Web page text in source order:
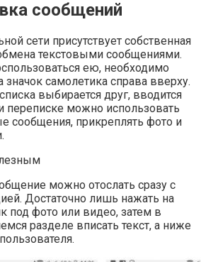
сообщений
сети присутствует собственная
текстовыми сообщениями.
ею, необходимо
значок самолетика справа вверху.
выбирается друг, вводится
переписке можно использовать
сообщения, прикреплять фото и
можно отослать сразу с
Достаточно лишь нажать на
под фото или видео, затем в
разделе вписать текст, а ниже